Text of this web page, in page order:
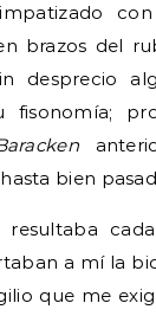
brazos del
desprecio
fisonomía;
bien
a mí la
que me